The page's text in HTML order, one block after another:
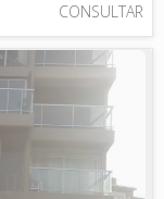
CONSULTAR